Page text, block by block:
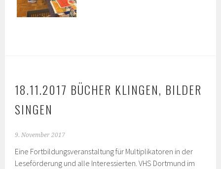
18.11.2017 BÜCHER KLINGEN, BILDER
SINGEN
9. November 2017
Eine Fortbildungsveranstaltung für Multiplikatoren in der
Leseförderung und alle Interessierten. VHS Dortmund im